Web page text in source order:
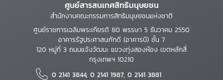
ศูนย์สารสนเทศสิทธิมนุษยชน
สำนักงานคณะกรรมการสิทธิมนุษยชนแห่งชาติ
ศูนย์ราชการเฉลิมพระเกียรติ 80 พรรษา 5 ธันวาคม 2550
อาคารรัฐประศาสนภักดี (อาคารบี) ชั้น 7
120 หมู่ที่ 3 ถนนแจ้งวัฒนะ แขวงทุ่งสองห้อง เขตหลักสี่
กรุงเทพฯ 10210
0 2141 3844, 0 2141 1987, 0 2141 3881